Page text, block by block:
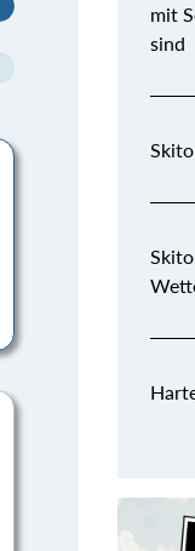
mit
sind